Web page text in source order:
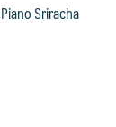
Sriracha